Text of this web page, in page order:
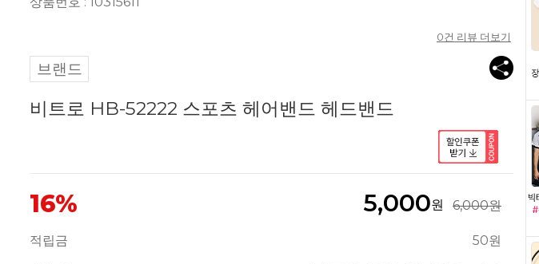
0건 리뷰 더보기
브랜드
비트로 HB-52222 스포츠 헤어밴드 헤드밴드
16% 5,000원 6,000원
적립금 50원